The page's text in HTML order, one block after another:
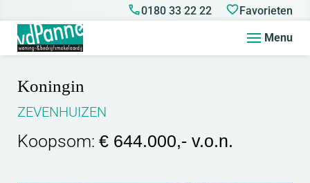
0180 33 22 22 Favorieten
Menu
Koningin
ZEVENHUIZEN
Koopsom: € 644.000,- v.o.n.